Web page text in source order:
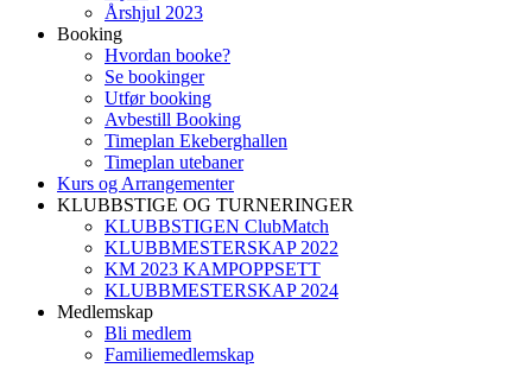
Årshjul 2023
Booking
Hvordan booke?
Se bookinger
Utfør booking
Avbestill Booking
Timeplan Ekeberghallen
Timeplan utebaner
Kurs og Arrangementer
KLUBBSTIGE OG TURNERINGER
KLUBBSTIGEN ClubMatch
KLUBBMESTERSKAP 2022
KM 2023 KAMPOPPSETT
KLUBBMESTERSKAP 2024
Medlemskap
Bli medlem
Familiemedlemskap